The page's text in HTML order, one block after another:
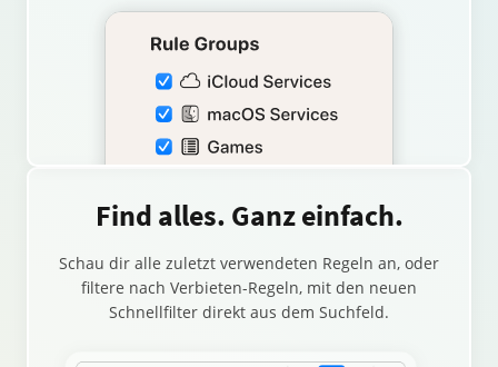
Find alles. Ganz einfach.
Schau dir alle zuletzt verwendeten Regeln an, oder
filtere nach Verbieten-Regeln, mit den neuen
Schnellfilter direkt aus dem Suchfeld.